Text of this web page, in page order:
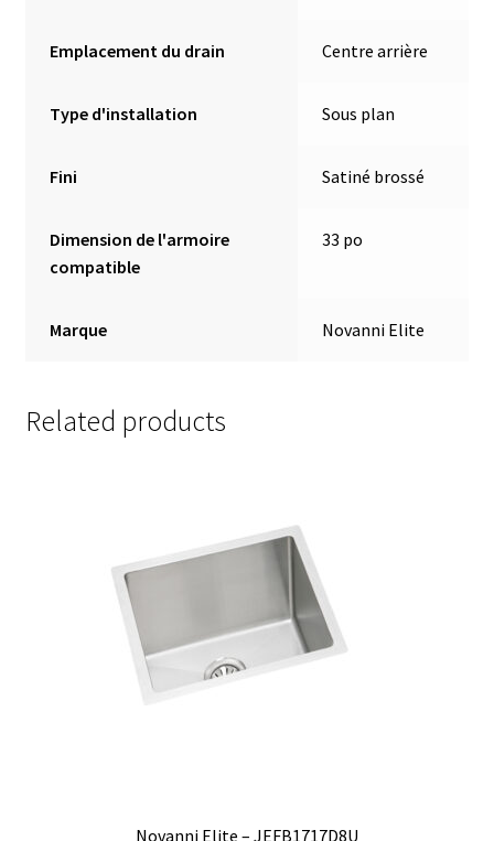
Emplacement du drain Centre arrière
Type d'installation Sous plan
Fini Satiné brossé
Dimension de l'armoire
compatible
33 po
Marque Novanni Elite
Related products
Novanni Elite – JEFB1717D8U